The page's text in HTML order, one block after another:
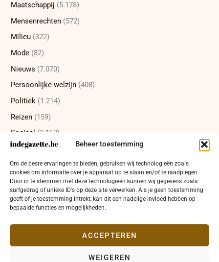
Beheer toestemming
Om de beste ervaringen te bieden, gebruiken wij technologieën zoals
cookies om informatie over je apparaat op te slaan en/of te raadplegen.
Door in te stemmen met deze technologieën kunnen wij gegevens zoals
surfgedrag of unieke ID's op deze site verwerken. Als je geen toestemming
geeft of je toestemming intrekt, kan dit een nadelige invloed hebben op
bepaalde functies en mogelijkheden.
ACCEPTEREN
WEIGEREN
Maatschappij (5.178)
Mensenrechten (572)
Milieu (322)
Mode (82)
Nieuws (7.070)
Persoonlijke welzijn (408)
Politiek (1.214)
Reizen (159)
Sociaal (2.162)
Sport(232)
Technologie(415)
Uncategorized(12)
Wetenschap(473)
Wetenschappelijke ontdekkingen